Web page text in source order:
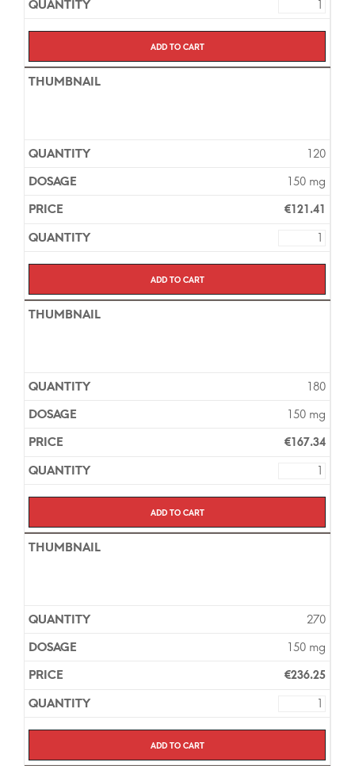
Add to cart
120
150 mg
€121.41
Add to cart
180
150 mg
€167.34
Add to cart
270
150 mg
€236.25
Add to cart